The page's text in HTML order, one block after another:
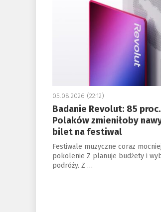
05.08.2026 (22:12)
Badanie Revolut: 85
Polaków zmieniłoby
bilet na festiwal
Festiwale muzyczne coraz
pokolenie Z planuje budżety i
podróży. Z …